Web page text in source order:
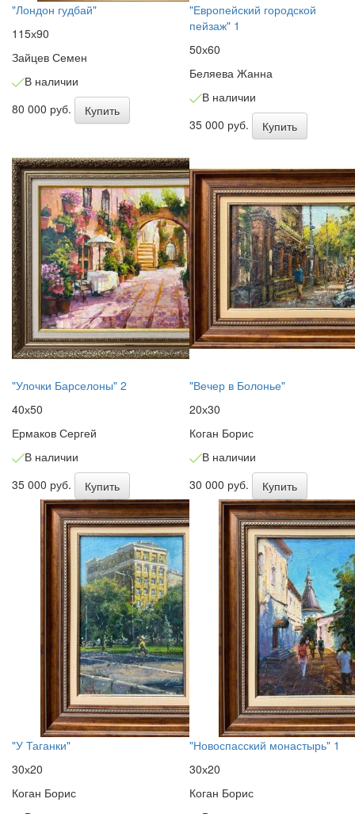
"Лондон гудбай"
115х90
Зайцев Семен
В наличии
80 000 руб.
Купить
"Европейский городской
пейзаж" 1
50х60
Беляева Жанна
В наличии
35 000 руб.
Купить
"Улочки Барселоны" 2
40х50
Ермаков Сергей
В наличии
35 000 руб.
Купить
"Вечер в Болонье"
20х30
Коган Борис
В наличии
30 000 руб.
Купить
"У Таганки"
30х20
Коган Борис
"Новоспасский монастырь" 1
30х20
Коган Борис